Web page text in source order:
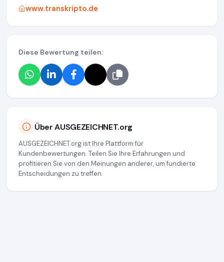
www.transkripto.de
Diese Bewertung teilen:
Über AUSGEZEICHNET.org
AUSGEZEICHNET.org ist Ihre Plattform für
Kundenbewertungen. Teilen Sie Ihre Erfahrungen und
profitieren Sie von den Meinungen anderer, um fundierte
Entscheidungen zu treffen.